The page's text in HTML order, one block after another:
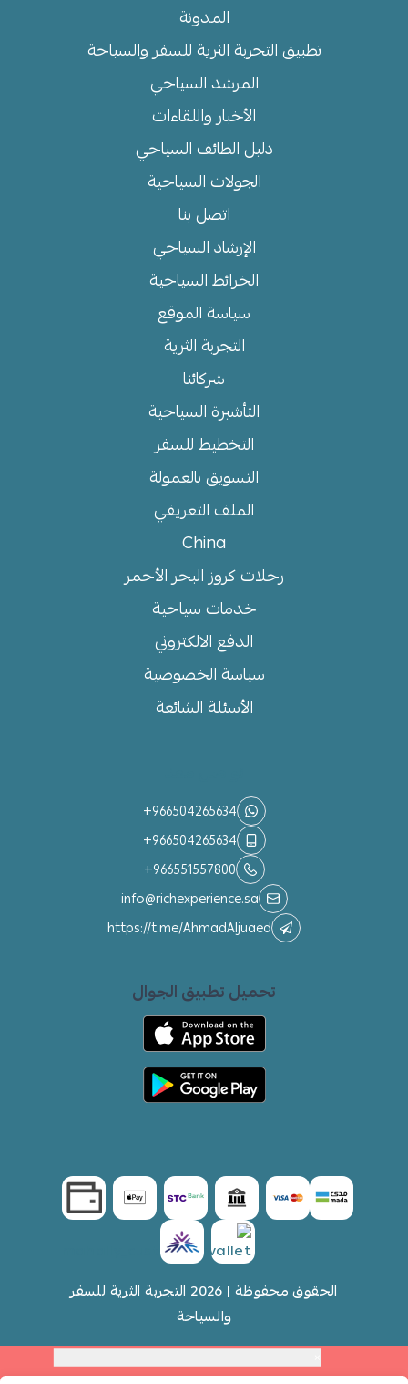
المدونة
تطبيق التجربة الثرية للسفر والسياحة
المرشد السياحي
الأخبار واللقاءات
دليل الطائف السياحي
الجولات السياحية
اتصل بنا
الإرشاد السياحي
الخرائط السياحية
سياسة الموقع
التجربة الثرية
شركائنا
التأشيرة السياحية
التخطيط للسفر
التسويق بالعمولة
الملف التعريفي
China
رحلات كروز البحر الأحمر
خدمات سياحية
الدفع الالكتروني
سياسة الخصوصية
الأسئلة الشائعة
+966504265634
+966504265634
+966551557800
info@richexperience.sa
https://t.me/AhmadAljuaed
تحميل تطبيق الجوال
الحقوق محفوظة | 2026
التجربة الثرية للسفر
والسياحة